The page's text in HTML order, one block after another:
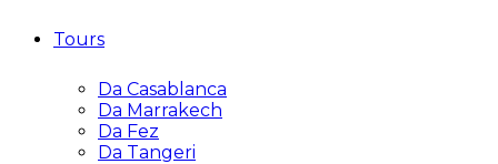
Tours
Da Casablanca
Da Marrakech
Da Fez
Da Tangeri